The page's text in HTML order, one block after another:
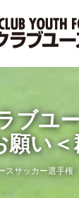
ブユ
い＜
スサッカー選手